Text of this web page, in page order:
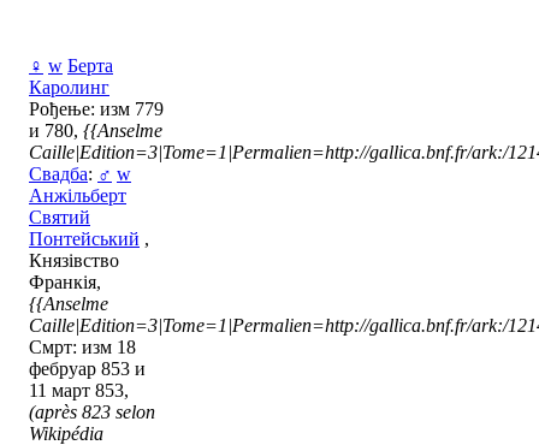
♀ w Берта
Каролинг
Рођење: изм 779
и 780, {{Anselme
Caille|Edition=3|Tome=1|Permalien=http://gallica.bnf.fr/ark:/
Свадба: ♂ w
Анжільберт
Святий
Понтейський ,
Князівство
Франкія,
{{Anselme
Caille|Edition=3|Tome=1|Permalien=http://gallica.bnf.fr/ark:/
Смрт: изм 18
фебруар 853 и
11 март 853,
(après 823 selon
Wikipédia